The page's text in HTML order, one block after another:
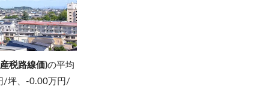
税路線価)の平均
/坪、-0.00万円/